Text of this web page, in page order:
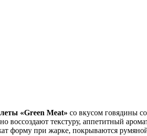
«Green Meat» со вкусом говядины
воссоздают текстуру, аппетитный
форму при жарке, покрываются